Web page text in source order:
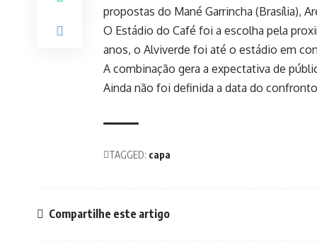
propostas do Mané Garrincha (Brasília),
O Estádio do Café foi a escolha pela
anos, o Alviverde foi até o estádio em
A combinação gera a expectativa de
Ainda não foi definida a data do
TAGGED: capa
Compartilhe este artigo